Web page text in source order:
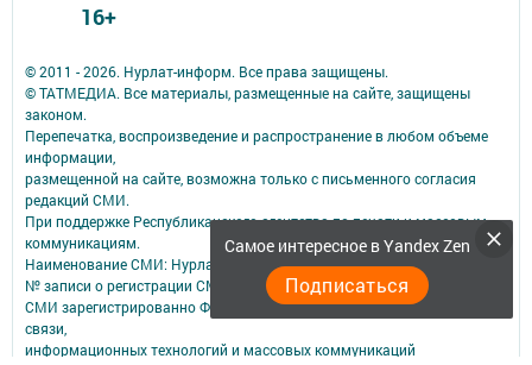
Самое интересное в Yandex Zen
Подписаться
© 2011 - 2026. Нурлат-⁠информ. Все права защищены.
© ТАТМЕДИА. Все материалы, размещенные на сайте, защищены
законом.
Перепечатка, воспроизведение и распространение в любом объеме
информации,
размещенной на сайте, возможна только с письменного согласия
редакций СМИ.
При поддержке Республиканского агентства по печати и массовым
коммуникациям.
Наименование СМИ: Нурлат-⁠информ
№ записи о регистрации СМИ, дата: ЭЛ № ФС 77 -⁠ 73782 от 05.10.2018
СМИ зарегистрированно Федеральной службой по надзору в сфере
связи,
информационных технологий и массовых коммуникаций
16+